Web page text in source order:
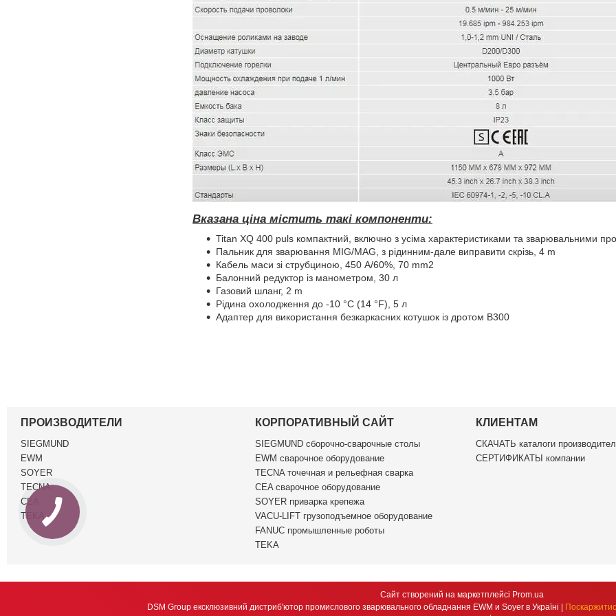
Вказана ціна містить такі компоненти:
Titan XQ 400 puls компактний, включно з усіма характеристиками та зварювальними
Пальник для зварювання MIG/MAG, з рідинним-дале виправити скрізь, 4 m
Кабель маси зі струбциною, 450 A/60%, 70 mm2
Балонний редуктор із манометром, 30 л
Газовий шланг, 2 m
Рідина охолодження до -10 °C (14 °F), 5 л
Адаптер для використання безкаркасних котушок із дротом B300
ПРОИЗВОДИТЕЛИ
SIEGMUND
EWM
SOYER
TECNA
CEA
TEKA
КОРПОРАТИВНЫЙ САЙТ
SIEGMUND cборочно-сварочные столы
EWM сварочное оборудование
TECNA точечная и рельефная сварка
CEA сварочное оборудование
SOYER приварка крепежа
VACU-LIFT грузоподъемное оборудование
FANUC промышленные роботы
TEKA
КЛИЕНТАМ
СКАЧАТЬ каталоги
СЕРТИФИКАТЫ компании
Сайт створений на маркетплейсі Prom.ua
DSM Group ексклюзивний дистриб'ютор промислового зварювального обладнання EWM и Soyer в Україні |